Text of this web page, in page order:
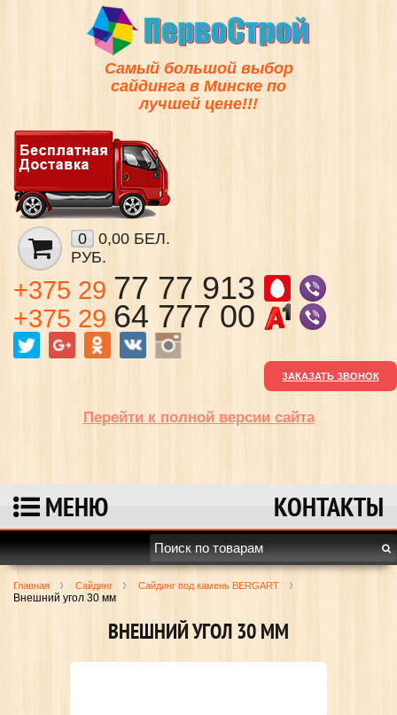
Самый большой выбор
сайдинга в Минске по
лучшей цене!!!
0
0,00 БЕЛ.
РУБ.
+375 29 77 77 913
+375 29 64 777 00
ЗАКАЗАТЬ ЗВОНОК
Перейти к полной версии сайта
МЕНЮ КОНТАКТЫ
Главная Сайдинг Сайдинг под камень BERGART
Внешний угол 30 мм
ВНЕШНИЙ УГОЛ 30 ММ